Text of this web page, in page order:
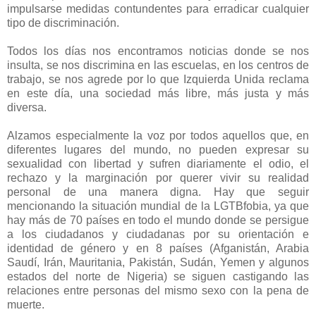
impulsarse medidas contundentes para erradicar cualquier
tipo de discriminación.
Todos los días nos encontramos noticias donde se nos
insulta, se nos discrimina en las escuelas, en los centros de
trabajo, se nos agrede por lo que Izquierda Unida reclama
en este día, una sociedad más libre, más justa y más
diversa.
Alzamos especialmente la voz por todos aquellos que, en
diferentes lugares del mundo, no pueden expresar su
sexualidad con libertad y sufren diariamente el odio, el
rechazo y la marginación por querer vivir su realidad
personal de una manera digna. Hay que seguir
mencionando la situación mundial de la LGTBfobia, ya que
hay más de 70 países en todo el mundo donde se persigue
a los ciudadanos y ciudadanas por su orientación e
identidad de género y en 8 países (Afganistán, Arabia
Saudí, Irán, Mauritania, Pakistán, Sudán, Yemen y algunos
estados del norte de Nigeria) se siguen castigando las
relaciones entre personas del mismo sexo con la pena de
muerte.